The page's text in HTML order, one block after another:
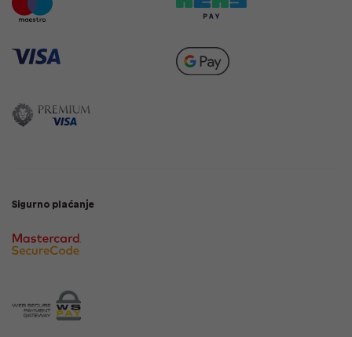
Sigurno plaćanje